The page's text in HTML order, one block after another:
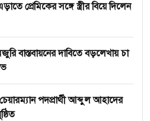
প্রেমিকের সঙ্গে স্ত্রীর বিয়ে দিলেন
বাস্তবায়নের দাবিতে বড়লেখায় চা
পদপ্রার্থী আব্দুল আহাদের